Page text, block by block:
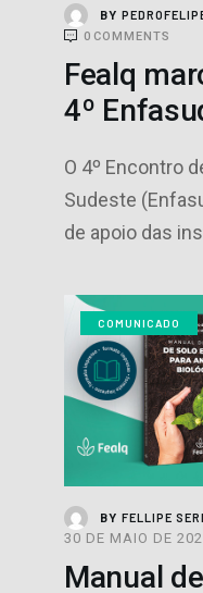
BY
0 COMMENTS
Fealq
4º
O 4º Encontro
Sudeste
de apoio das
COMUNICADO
BY FELLIPE
30 DE MAIO DE
Manual